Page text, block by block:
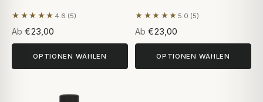
★★★★★ 4.6 (5)
Basierend auf 5 Bewertungen
Ab €23,00
OPTIONEN WÄHLEN
★★★★★ 5.0 (5)
Basierend auf 5
Ab €23,00
OPTIONEN WÄHLEN